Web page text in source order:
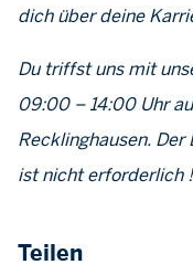
dich über deine
Du triffst uns mit
09:00 – 14:00 Uhr
Recklinghausen.
ist nicht erforderlich !
Teilen